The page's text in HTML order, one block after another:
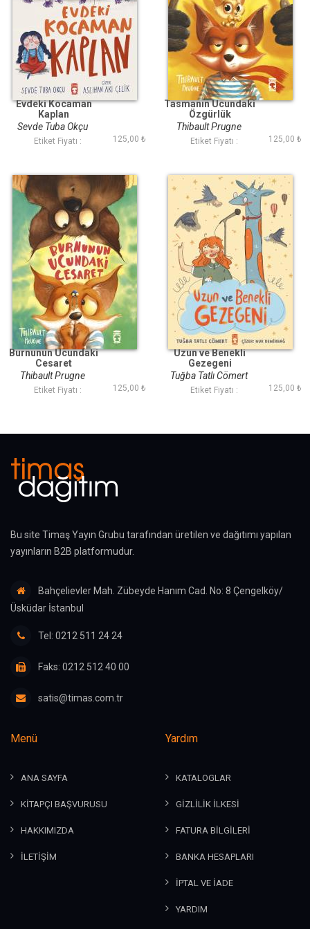
Evdeki Kocaman
Kaplan
Sevde Tuba Okçu
Etiket Fiyatı : 125,00 ₺
Tasmanın Ucundaki
Özgürlük
Thibault Prugne
Etiket Fiyatı : 125,00 ₺
Burnunun Ucundaki
Cesaret
Thibault Prugne
Etiket Fiyatı : 125,00 ₺
Uzun ve Benekli
Gezegeni
Tuğba Tatlı Cömert
Etiket Fiyatı : 125,00 ₺
Bu site Timaş Yayın Grubu tarafından üretilen ve dağıtımı yapılan
yayınların B2B platformudur.
Bahçelievler Mah. Zübeyde Hanım Cad. No: 8 Çengelköy/
Üsküdar İstanbul
Tel: 0212 511 24 24
Faks: 0212 512 40 00
satis@timas.com.tr
Menü
ANA SAYFA
KİTAPÇI BAŞVURUSU
HAKKIMIZDA
İLETİŞİM
Yardım
KATALOGLAR
GİZLİLİK İLKESİ
FATURA BİLGİLERİ
BANKA HESAPLARI
İPTAL VE İADE
YARDIM